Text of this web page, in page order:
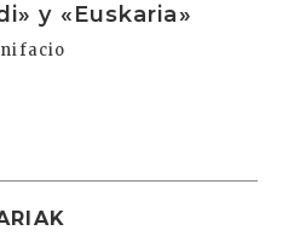
y «Euskaria»